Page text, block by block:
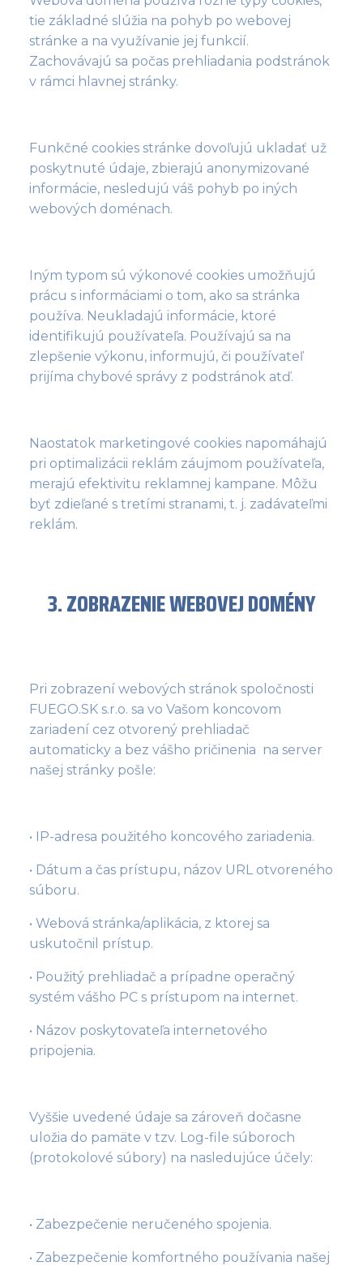
tie základné slúžia na pohyb po webovej
stránke a na využívanie jej funkcií.
Zachovávajú sa počas prehliadania podstránok
v rámci hlavnej stránky.
Funkčné cookies stránke dovoľujú ukladať už
poskytnuté údaje, zbierajú anonymizované
informácie, nesledujú váš pohyb po iných
webových doménach.
Iným typom sú výkonové cookies umožňujú
prácu s informáciami o tom, ako sa stránka
používa. Neukladajú informácie, ktoré
identifikujú používateľa. Používajú sa na
zlepšenie výkonu, informujú, či používateľ
prijíma chybové správy z podstránok atď.
Naostatok marketingové cookies napomáhajú
pri optimalizácii reklám záujmom používateľa,
merajú efektivitu reklamnej kampane. Môžu
byť zdieľané s tretími stranami, t. j. zadávateľmi
reklám.
3. ZOBRAZENIE WEBOVEJ DOMÉNY
Pri zobrazení webových stránok spoločnosti
FUEGO.SK s.r.o. sa vo Vašom koncovom
zariadení cez otvorený prehliadač
automaticky a bez vášho pričinenia na server
našej stránky pošle:
• IP-adresa použitého koncového zariadenia.
• Dátum a čas prístupu, názov URL otvoreného
súboru.
• Webová stránka/aplikácia, z ktorej sa
uskutočnil prístup.
• Použitý prehliadač a prípadne operačný
systém vášho PC s prístupom na internet.
• Názov poskytovateľa internetového
pripojenia.
Vyššie uvedené údaje sa zároveň dočasne
uložia do pamäte v tzv. Log-file súboroch
(protokolové súbory) na nasledujúce účely:
• Zabezpečenie neručeného spojenia.
• Zabezpečenie komfortného používania našej